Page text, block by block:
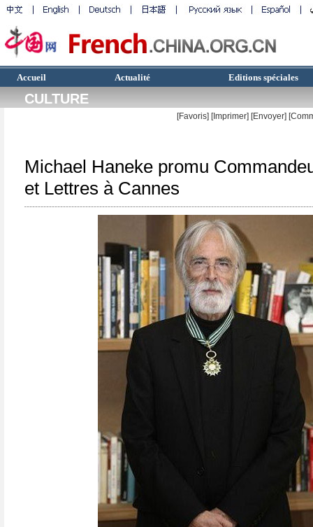
Accueil Actualité Editions spéciales
CULTURE
[Favoris] [Imprimer] [Envoyer]
Michael Haneke promu
et Lettres à Cannes